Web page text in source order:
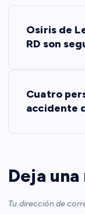
a
c
Osiris de
RD son
Cuatro
accidente
Deja
Tu dirección de